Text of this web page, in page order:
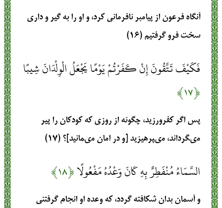
آنگاه فرعون از پيامبر نافرمانى كرد، و او را به گير و دارى
سخت فرو گرفتيم‏ (۱۶)
فَكَيْفَ تَتَّقُونَ إِنْ كَفَرْتُمْ يَوْمًا يَجْعَلُ الْوِلْدَانَ شِيبًا
﴿۱۷﴾
پس اگر كفرورزيد، چگونه از روزى كه كودكان را پير
مى‏گرداند، مى‏پرهيزيد [و در امان مى‏مانيد]؟ (۱۷)
السَّمَاءُ مُنْفَطِرٌ بِهِ كَانَ وَعْدُهُ مَفْعُولًا﴿۱۸﴾
و آسمان بدان شكافته گردد، كه وعده او انجام گرفتنى